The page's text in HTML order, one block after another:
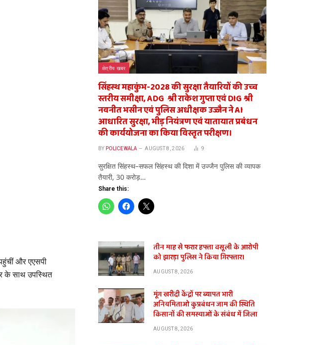
और एएसपी
के साथ उपस्थित
क्षेत्रीय खबर
सिंहस्थ महाकुंभ-2028 की सुरक्षा तैयारियों की उच्च
स्तरीय समीक्षा, ADG श्री राकेश गुप्ता एवं DIG श्री
नवनीत भसीन एवं पुलिस अधीक्षक उज्जैन ने AI
आधारित सुरक्षा, भीड़ नियंत्रण एवं यातायात प्रबंधन
की कार्ययोजना का किया विस्तृत परीक्षण।
BY POLICEWALA AUGUST 8, 2026 9
सुरक्षित सिंहस्थ–सफल सिंहस्थ की दिशा में उज्जैन पुलिस की व्यापक
तैयारी, 30 करोड़…
Share this:
तीन माह से फरार हफ्ता वसूली के आरोपी
को झारड़ा पुलिस ने किया गिरफ्तार।
AUGUST 8, 2026
मूंग खरीदी केंद्रों पर ब्यापत भारी
अनियमिताओ कुप्रबंधन जाम की स्थिति
किसानों की समस्याओं के संबंध में जिला
AUGUST 8, 2026